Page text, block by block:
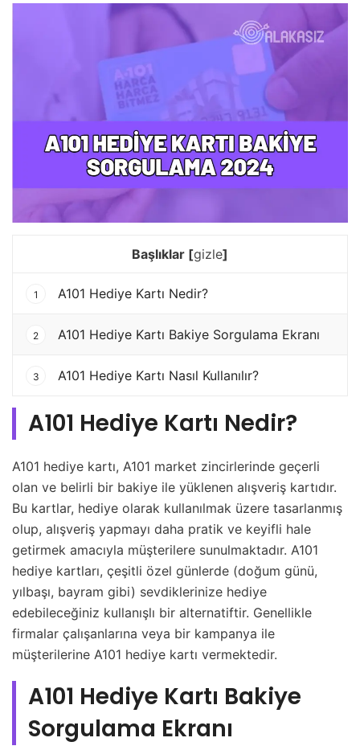
Başlıklar [gizle]
1 A101 Hediye Kartı Nedir?
2 A101 Hediye Kartı Bakiye Sorgulama Ekranı
3 A101 Hediye Kartı Nasıl Kullanılır?
A101 Hediye Kartı Nedir?
A101 hediye kartı, A101 market zincirlerinde geçerli
olan ve belirli bir bakiye ile yüklenen alışveriş kartıdır.
Bu kartlar, hediye olarak kullanılmak üzere tasarlanmış
olup, alışveriş yapmayı daha pratik ve keyifli hale
getirmek amacıyla müşterilere sunulmaktadır. A101
hediye kartları, çeşitli özel günlerde (doğum günü,
yılbaşı, bayram gibi) sevdiklerinize hediye
edebileceğiniz kullanışlı bir alternatiftir. Genellikle
firmalar çalışanlarına veya bir kampanya ile
müşterilerine A101 hediye kartı vermektedir.
A101 Hediye Kartı Bakiye
Sorgulama Ekranı